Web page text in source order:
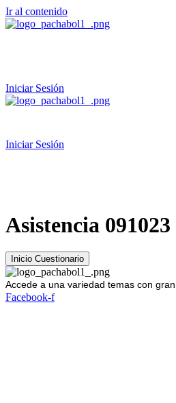
Ir al contenido
Iniciar Sesión
Iniciar Sesión
Asistencia 091023
Accede a una variedad temas con
Facebook-f